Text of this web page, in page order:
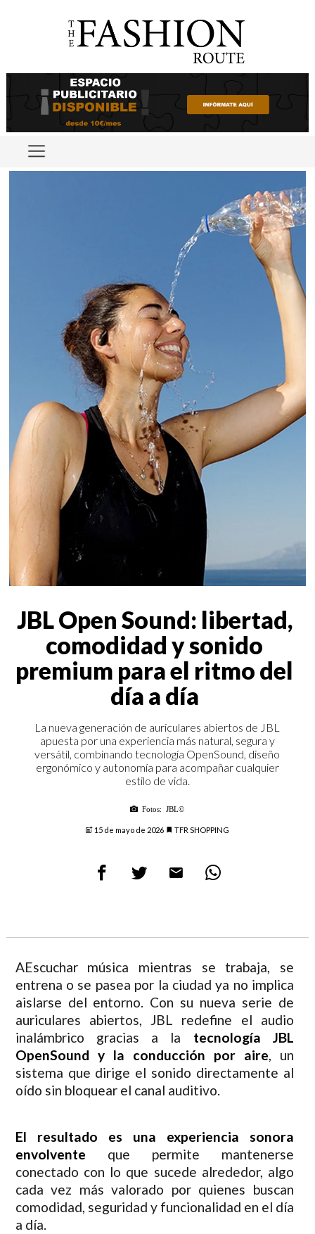
JBL Open Sound: libertad,
comodidad y sonido
premium para el ritmo del
día a día
La nueva generación de auriculares abiertos de JBL
apuesta por una experiencia más natural, segura y
versátil, combinando tecnología OpenSound, diseño
ergonómico y autonomía para acompañar cualquier
estilo de vida.
Fotos: JBL©
15 de mayo de 2026 TFR SHOPPING
AEscuchar música mientras se trabaja, se
entrena o se pasea por la ciudad ya no implica
aislarse del entorno. Con su nueva serie de
auriculares abiertos, JBL redefine el audio
inalámbrico gracias a la tecnología JBL
OpenSound y la conducción por aire, un
sistema que dirige el sonido directamente al
oído sin bloquear el canal auditivo.
El resultado es una experiencia sonora
envolvente que permite mantenerse
conectado con lo que sucede alrededor, algo
cada vez más valorado por quienes buscan
comodidad, seguridad y funcionalidad en el día
a día.